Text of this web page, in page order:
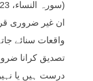
(سورہ النساء، 4:123)
ان غیر ضروری
واقعات سنائے
تصدیق کرانا
درست ہیں یا